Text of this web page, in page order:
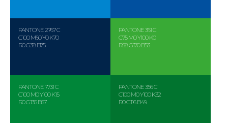
PANTONE 2767 C
C100 M60 Y0 K70
R0 G38 B75
PANTONE 361 C
C75 M0 Y100 K0
R58 G170 B53
PANTONE 7731 C
C100 M0 Y100 K15
R0 G135 B57
PANTONE 356 C
C100 M0 Y100 K32
R0 G116 B49